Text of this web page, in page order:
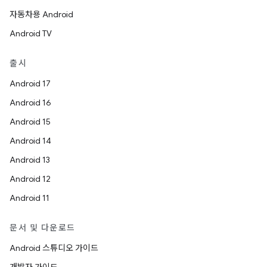
자동차용 Android
Android TV
출시
Android 17
Android 16
Android 15
Android 14
Android 13
Android 12
Android 11
문서 및 다운로드
Android 스튜디오 가이드